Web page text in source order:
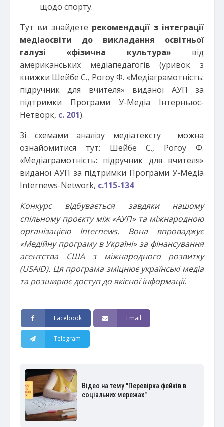
щодо спорту.
Тут ви знайдете рекомендації з інтеграції
медіаосвіти до викладання освітньої
галузі «фізична культура» від
американських медіапедагогів (уривок з
книжки Шейбе С., Рогоу Ф. «Медіаграмотність:
підручник для вчителя» виданої АУП за
підтримки Програми У-Медіа Інтерньюс-
Нетворк, с. 201).
Зі схемами аналізу медіатексту можна
ознайомитися тут: Шейбе С., Рогоу Ф.
«Медіаграмотність: підручник для вчителя»
виданої АУП за підтримки Програми У-Медіа
Internews-Network, с.115-134
Конкурс відбувається завдяки нашому
спільному проєкту між «АУП» та міжнародною
організацією Internews. Вона впроваджує
«Медійну програму в Україні» за фінансування
агентства США з міжнародного розвитку
(USAID). Ця програма зміцнює українські медіа
та розширює доступ до якісної інформації.
Facebook Email
Telegram
Відео на тему "Перевірка фейків в
соціальних мережах"